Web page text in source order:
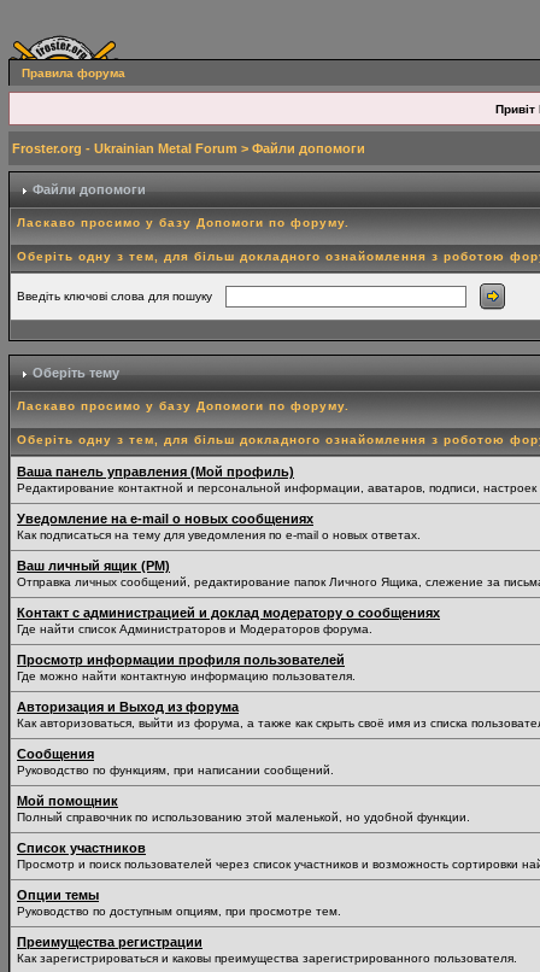
Правила форума
Привіт
Froster.org - Ukrainian Metal Forum > Файли допомоги
Файли допомоги
Ласкаво просимо у базу Допомоги по форуму.
Оберіть одну з тем, для більш докладного ознайомлення з роботою
Введіть ключові слова для пошуку
Оберіть тему
Ласкаво просимо у базу Допомоги по форуму.
Оберіть одну з тем, для більш докладного ознайомлення з роботою
Ваша панель управления (Мой профиль)
Редактирование контактной и персональной информации, аватаров, подписи,
Уведомление на e-mail о новых сообщениях
Как подписаться на тему для уведомления по e-mail о новых ответах.
Ваш личный ящик (PM)
Отправка личных сообщений, редактирование папок Личного Ящика, слежение за
Контакт с администрацией и доклад модератору о сообщениях
Где найти список Администраторов и Модераторов форума.
Просмотр информации профиля пользователей
Где можно найти контактную информацию пользователя.
Авторизация и Выход из форума
Как авторизоваться, выйти из форума, а также как скрыть своё имя из списка
Сообщения
Руководство по функциям, при написании сообщений.
Мой помощник
Полный справочник по использованию этой маленькой, но удобной функции.
Список участников
Просмотр и поиск пользователей через список участников и возможность сортировки
Опции темы
Руководство по доступным опциям, при просмотре тем.
Преимущества регистрации
Как зарегистрироваться и каковы преимущества зарегистрированного пользователя.